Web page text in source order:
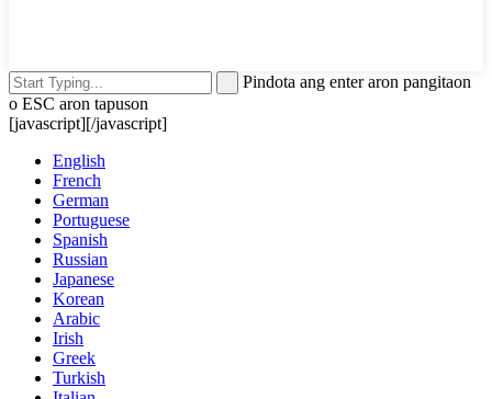
Pindota ang enter aron pangitaon
o ESC aron tapuson
[javascript][/javascript]
English
French
German
Portuguese
Spanish
Russian
Japanese
Korean
Arabic
Irish
Greek
Turkish